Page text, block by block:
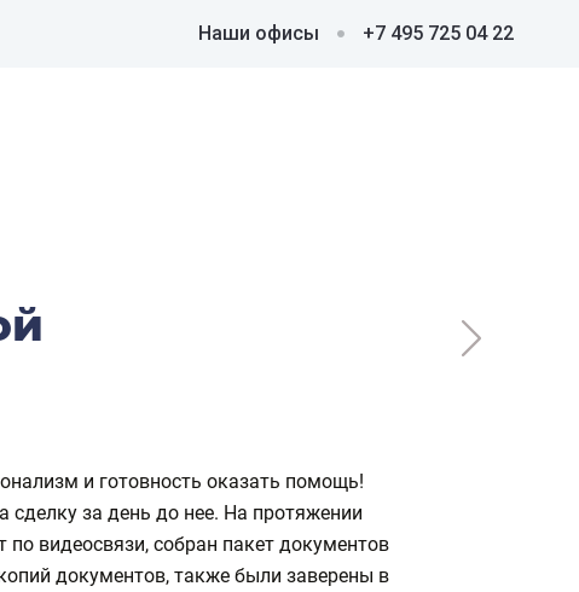
Наши офисы +7 495 725 04 22
и готовность оказать помощь!
за день до нее. На протяжении
видеосвязи, собран пакет документов
документов, также были заверены в